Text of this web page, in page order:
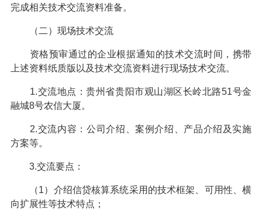
完成相关技术交流资料准备。
（二）现场技术交流
资格预审通过的企业根据通知的技术交流时间，携带
上述资料纸质版以及技术交流资料进行现场技术交流。
1.交流地点：贵州省贵阳市观山湖区长岭北路51号金
融城8号农信大厦。
2.交流内容：公司介绍、案例介绍、产品介绍及实施
方案等。
3.交流要点：
（1）介绍信贷核算系统采用的技术框架、可用性、横
向扩展性等技术特点；